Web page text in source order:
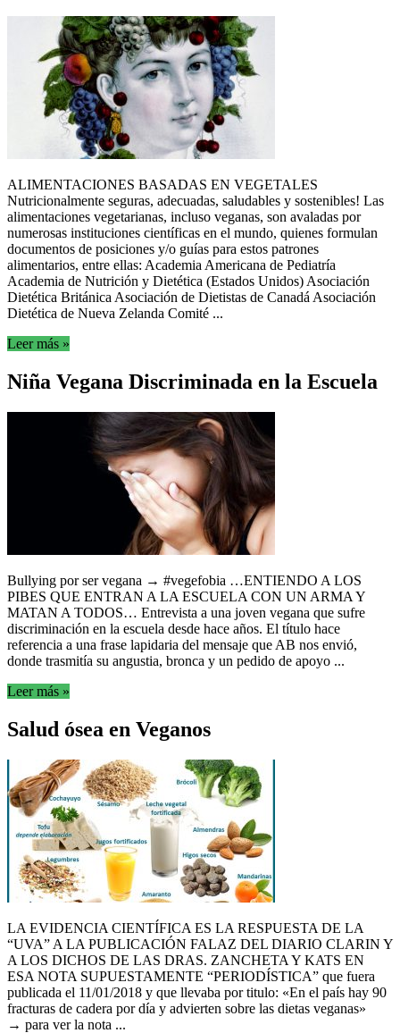
ALIMENTACIONES BASADAS EN VEGETALES
Nutricionalmente seguras, adecuadas, saludables y sostenibles! Las
alimentaciones vegetarianas, incluso veganas, son avaladas por
numerosas instituciones científicas en el mundo, quienes formulan
documentos de posiciones y/o guías para estos patrones
alimentarios, entre ellas: Academia Americana de Pediatría
Academia de Nutrición y Dietética (Estados Unidos) Asociación
Dietética Británica Asociación de Dietistas de Canadá Asociación
Dietética de Nueva Zelanda Comité ...
Leer más »
Niña Vegana Discriminada en la Escuela
Bullying por ser vegana → #vegefobia …ENTIENDO A LOS
PIBES QUE ENTRAN A LA ESCUELA CON UN ARMA Y
MATAN A TODOS… Entrevista a una joven vegana que sufre
discriminación en la escuela desde hace años. El título hace
referencia a una frase lapidaria del mensaje que AB nos envió,
donde trasmitía su angustia, bronca y un pedido de apoyo ...
Leer más »
Salud ósea en Veganos
LA EVIDENCIA CIENTÍFICA ES LA RESPUESTA DE LA
“UVA” A LA PUBLICACIÓN FALAZ DEL DIARIO CLARIN Y
A LOS DICHOS DE LAS DRAS. ZANCHETA Y KATS EN
ESA NOTA SUPUESTAMENTE “PERIODÍSTICA” que fuera
publicada el 11/01/2018 y que llevaba por titulo: «En el país hay 90
fracturas de cadera por día y advierten sobre las dietas veganas»
→ para ver la nota ...